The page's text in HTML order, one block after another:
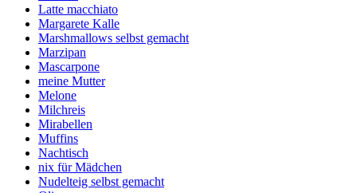
Latte macchiato
Margarete Kalle
Marshmallows selbst gemacht
Marzipan
Mascarpone
meine Mutter
Melone
Milchreis
Mirabellen
Muffins
Nachtisch
nix für Mädchen
Nudelteig selbst gemacht